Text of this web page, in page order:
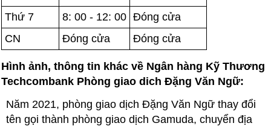
Thứ 7
8: 00 - 12: 00 Đóng cửa
CN
Đóng cửa Đóng cửa
Hình ảnh, thông tin khác về Ngân hàng Kỹ Thương
Techcombank Phòng giao dich Đặng Văn Ngữ:
Năm 2021, phòng giao dịch Đặng Văn Ngữ thay đổi
tên gọi thành phòng giao dịch Gamuda, chuyển địa